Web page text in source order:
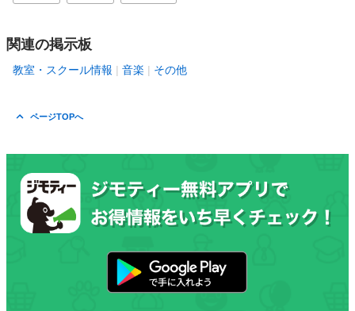
関連の掲示板
教室・スクール情報 音楽 その他
ページTOPへ